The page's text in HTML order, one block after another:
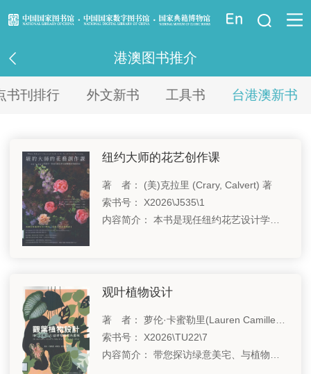
资讯信息
资源服务
业界服务
法律馆
重点项目
国家图书馆基金会
关于国图
港澳图书推介
书刊排行 外文新书 工具书 台港澳新书
纽约大师的花艺创作课
著 者： (美)克拉里 (Crary, Calvert) 著
索书号： X2026\J535\1
内容简介： 本书是现任纽约花艺设计学院总监的第一本花艺教学书，他毫不藏私地将多年的专业经验汇集成册，让任何读者都能从中汲取学院课程的要点，此外本书还特别收录学院众导师首度公开的独家花艺知识与技巧。
观叶植物设计
索书号： X2026\TU22\7